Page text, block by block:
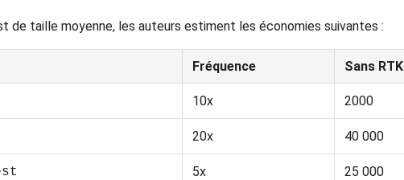
de taille moyenne, les auteurs estiment les économies suivantes :
Fréquence Sans RTK
10x 2000
20x 40 000
5x 25 000